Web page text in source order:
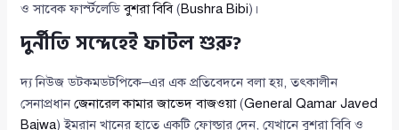
ও সাবেক ফার্স্টলেডিবুশরা বিবি(Bushra Bibi)।
দুর্নীতি সন্দেহেই ফাটল শুরু?
দ্য নিউজ ডটকমডটপিকে–এর এক প্রতিবেদনে বলা হয়, তৎকালীন
সেনাপ্রধানজেনারেল কামার জাভেদ বাজওয়া(General Qamar Javed
Bajwa) ইমরান খানের হাতে একটি ফোল্ডার দেন, যেখানে বুশরা বিবি ও